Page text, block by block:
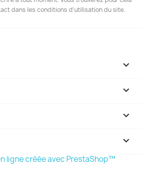
dans les conditions d'utilisation du site.



keyboard_arrow_down
ligne créée avec PrestaShop™